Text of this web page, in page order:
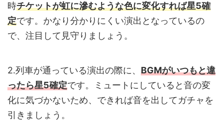
時チケットが虹に滲むような色に変化すれば星5確
定です。かなり分かりにくい演出となっているの
で、注目して見守りましょう。
2.列車が通っている演出の際に、 BGMがいつもと違
ったら星5確定です。ミュートにしていると音の変
化に気づかないため、できれば音を出してガチャを
引きましょう。